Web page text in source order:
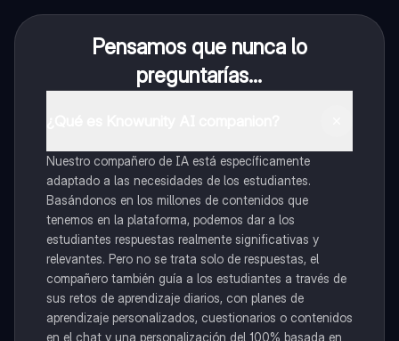
Pensamos que nunca lo
preguntarías...
Nuestro compañero de IA está específicamente
adaptado a las necesidades de los estudiantes.
Basándonos en los millones de contenidos que
tenemos en la plataforma, podemos dar a los
estudiantes respuestas realmente significativas y
relevantes. Pero no se trata solo de respuestas, el
compañero también guía a los estudiantes a través de
sus retos de aprendizaje diarios, con planes de
aprendizaje personalizados, cuestionarios o contenidos
en el chat y una personalización del 100% basada en